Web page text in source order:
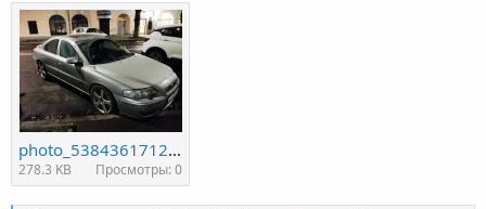
photo_5384361712154693576_y.jpg
278.3 KB Просмотры: 0